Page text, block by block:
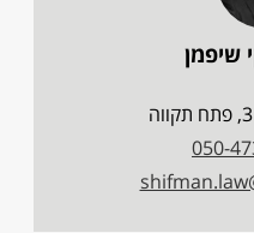
שיפמן
050-